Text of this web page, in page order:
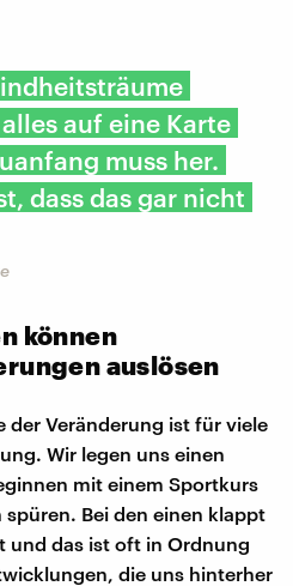
auf eine Karte
muss her.
dass das gar nicht
können
auslösen
der Veränderung ist für viele
Wir legen uns einen
mit einem Sportkurs
Bei den einen klappt
und das ist oft in Ordnung
die uns hinterher